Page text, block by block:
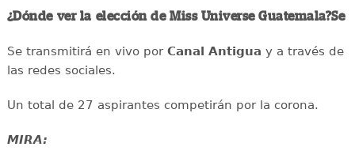
¿Dónde ver la elección de Miss Universe Guatemala?Se
Se transmitirá en vivo porCanal Antigua y a través de
las redes sociales.
Un total de 27 aspirantes competirán por la corona.
MIRA: